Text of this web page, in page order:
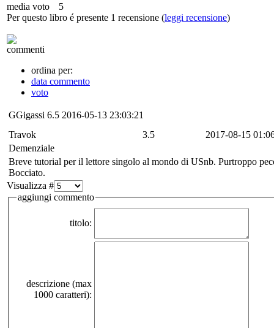
media voto
5
Per questo libro é presente 1 recensione (leggi recensione)
commenti
ordina per:
data commento
voto
GGigassi 6.5 2016-05-13 23:03:21
Travok
3.5
2017-08-15
Demenziale
Breve tutorial per il lettore singolo al mondo di USnb. Purtroppo
Bocciato.
Visualizza #
aggiungi commento
titolo:
descrizione (max
1000 caratteri):